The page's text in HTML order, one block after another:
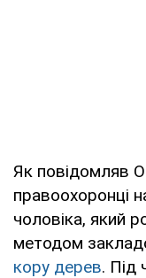
Як повідомляв
правоохоронці
чоловіка, який
методом
кору дерев. Під